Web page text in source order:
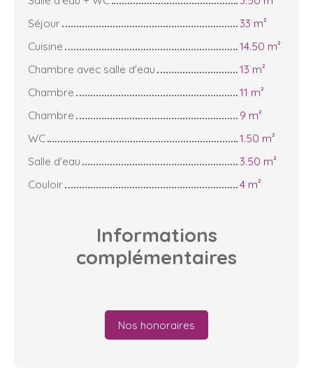
Séjour
33 m²
Cuisine
14.50 m²
Chambre avec salle d'eau
13 m²
Chambre
11 m²
Chambre
9 m²
WC
1.50 m²
Salle d'eau
3.50 m²
Couloir
4 m²
Informations
complémentaires
Nos honoraires